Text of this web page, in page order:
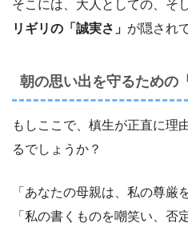
そこには、大人としての、そ
リギリの「誠実さ」 が隠され
朝の思い出を守るための
もしここで、槙生が正直に理
るでしょうか？
「あなたの母親は、私の尊厳
「私の書くものを嘲笑い、否